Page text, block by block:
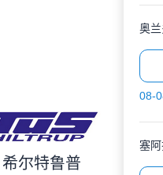
希尔特鲁普
奥
08-
塞